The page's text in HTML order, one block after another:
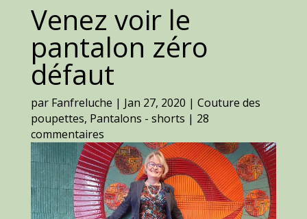
Venez voir le
pantalon zéro
défaut
par Fanfreluche | Jan 27, 2020 | Couture des
poupettes, Pantalons - shorts | 28
commentaires